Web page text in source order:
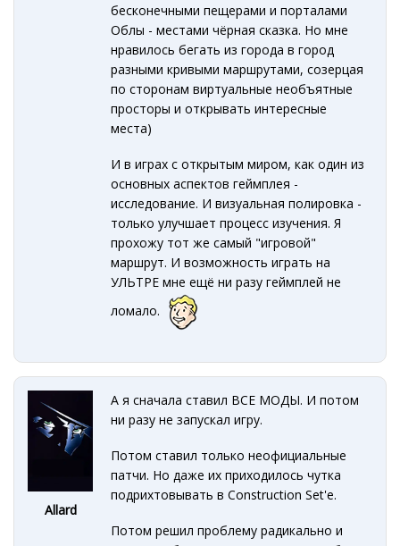
бесконечными пещерами и порталами
Облы - местами чёрная сказка. Но мне
нравилось бегать из города в город
разными кривыми маршрутами, созерцая
по сторонам виртуальные необъятные
просторы и открывать интересные
места)
И в играх с открытым миром, как один из
основных аспектов геймплея -
исследование. И визуальная полировка -
только улучшает процесс изучения. Я
прохожу тот же самый "игровой"
маршрут. И возможность играть на
УЛЬТРЕ мне ещё ни разу геймплей не
ломало.
Allard
А я сначала ставил ВСЕ МОДЫ. И потом
ни разу не запускал игру.
Потом ставил только неофициальные
патчи. Но даже их приходилось чутка
подрихтовывать в Construction Set'е.
Потом решил проблему радикально и